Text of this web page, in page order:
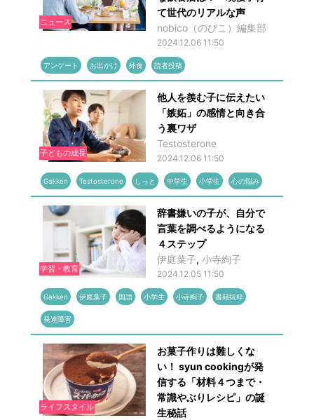
ニュース
て世代のリアルな声
nobico（のびこ）編集部
2024.12.06 11:50
アンケート お出かけ 外食 読者投稿
子どもの成長
他人を羨む子に伝えたい
「嫉妬」の感情と向き合
う裏ワザ
Testosterone
2024.12.06 11:50
Gakken Testosterone しっと 中学生 小学生 心の悩み
学習・教育
辞書嫌いの子が、自分で
言葉を調べるようになる
４ステップ
伊庭葉子, 小寺絢子
2024.12.05 11:50
Gakken 伊庭葉子 国語 小学生 小寺絢子 書籍抜粋
発達障害
ライフスタイル
お菓子作りは難しくな
い！ syun cookingが発
信する「材料４つまで・
常識やぶりレシピ」の誕
生秘話